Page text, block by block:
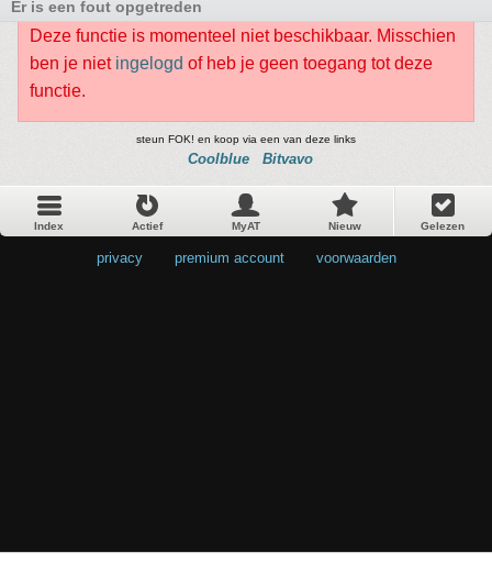
Er is een fout opgetreden
Deze functie is momenteel niet beschikbaar. Misschien
ben je niet ingelogd of heb je geen toegang tot deze
functie.
steun FOK! en koop via een van deze links
Coolblue Bitvavo
Index Actief MyAT Nieuw Gelezen
privacy premium account voorwaarden